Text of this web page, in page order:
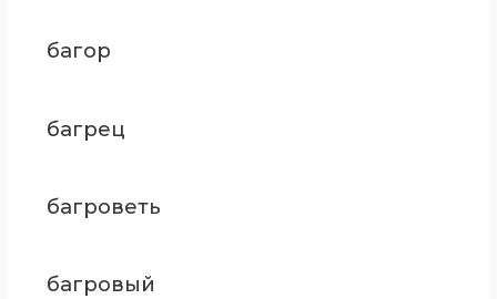
багор
багрец
багроветь
багровый